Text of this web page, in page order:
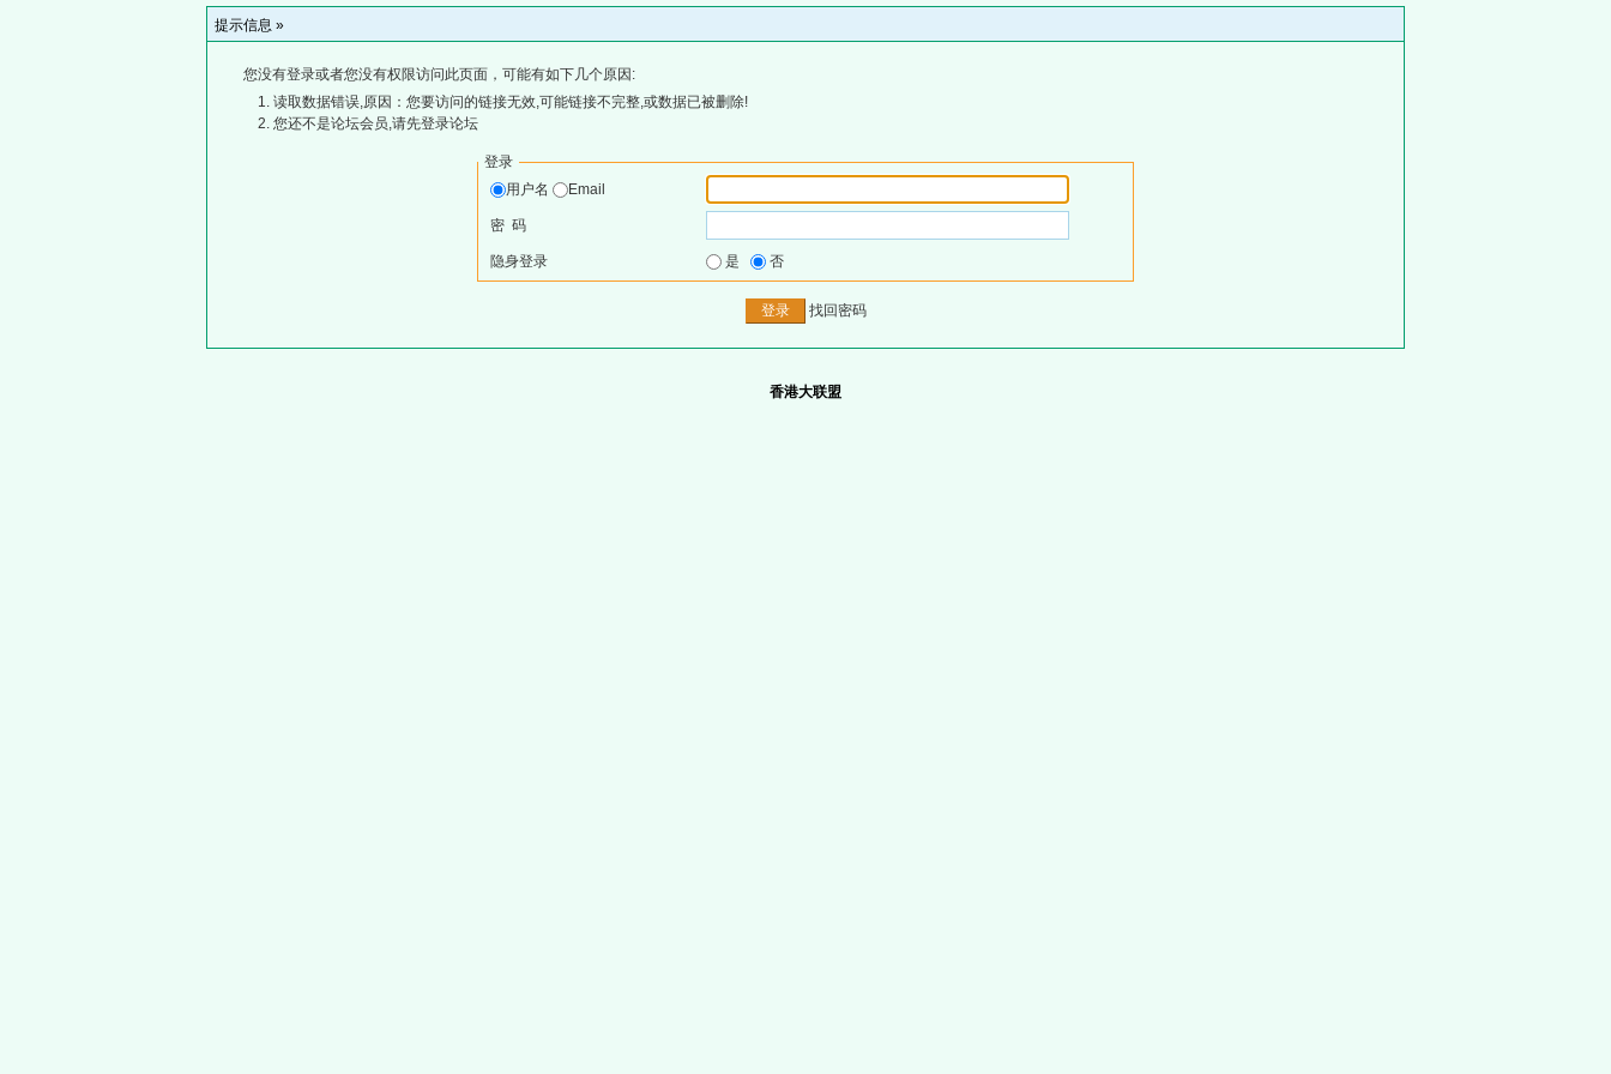
提示信息 »
您没有登录或者您没有权限访问此页面，可能有如下几个原因:
读取数据错误,原因：您要访问的链接无效,可能链接不完整,或数据已被删除!
您还不是论坛会员,请先登录论坛
登录
用户名
Email
密 码
隐身登录 是 否
找回密码
香港大联盟